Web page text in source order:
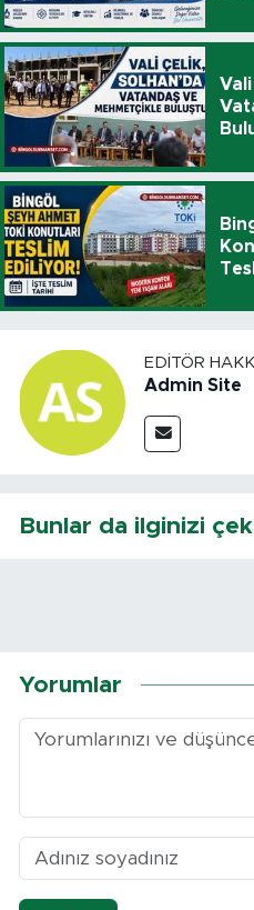
EDITÖR
Admin Site
Bunlar da ilginizi
Yorumlar